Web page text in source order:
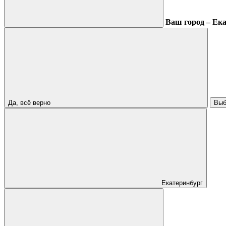
Ваш город –
Да, всё верно
Екатеринбург